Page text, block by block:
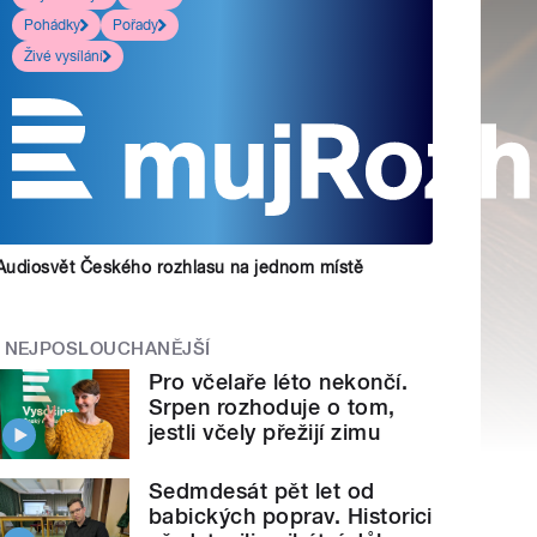
Pohádky
Pořady
Živé vysílání
Českého rozhlasu na jednom místě
NEJPOSLOUCHANĚJŠÍ
Pro včelaře léto nekončí.
Srpen rozhoduje o tom,
jestli včely přežijí zimu
Sedmdesát pět let od
babických poprav. Historici